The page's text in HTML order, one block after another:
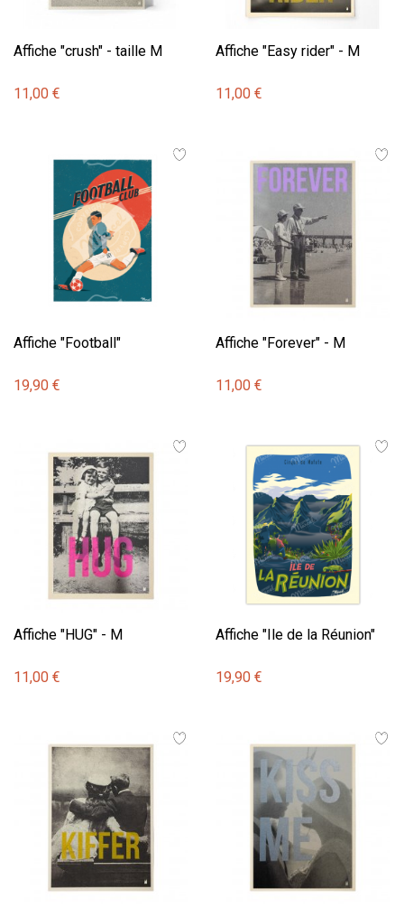
Affiche "crush" - taille M
11,00 €
Affiche "Easy rider" - M
11,00 €
Affiche "Football"
19,90 €
Affiche "Forever" - M
11,00 €
Affiche "HUG" - M
11,00 €
Affiche "Ile de la Réunion"
19,90 €